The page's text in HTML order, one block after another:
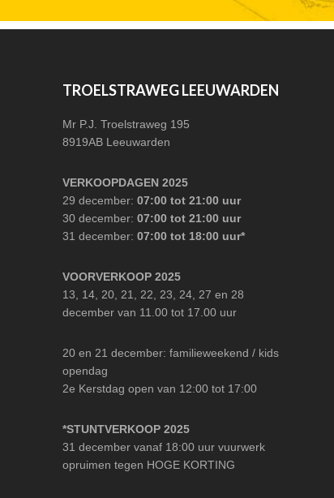
TROELSTRAWEG LEEUWARDEN
Mr P.J. Troelstraweg 195
8919AB Leeuwarden
VERKOOPDAGEN 2025
29 december:07:00 tot 21:00 uur
30 december:07:00 tot 21:00 uur
31 december:07:00 tot 18:00 uur*
VOORVERKOOP 2025
13, 14, 20, 21, 22, 23, 24, 27 en 28
december van 11.00 tot 17.00 uur
20 en 21 december: familieweekend / kids
opendag
2e Kerstdag open van 12:00 tot 17:00
*STUNTVERKOOP 2025
31 december vanaf 18:00 uur vuurwerk
opruimen tegen HOGE KORTING